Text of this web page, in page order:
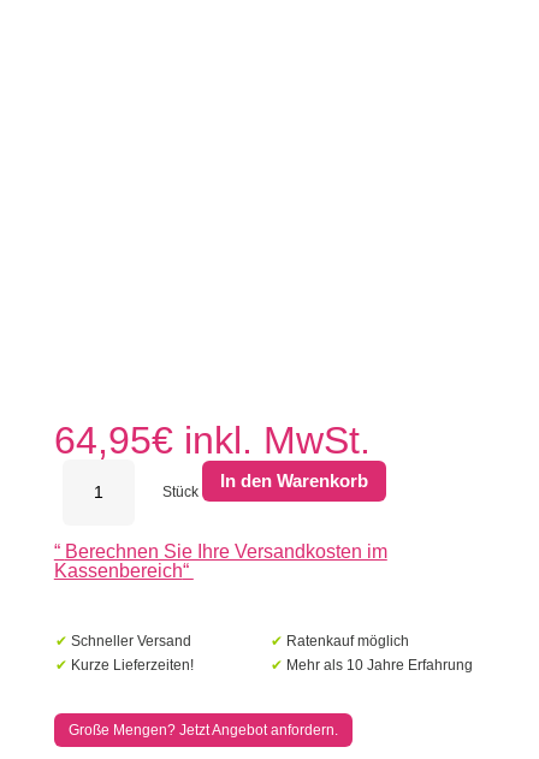
64,95€ inkl. MwSt.
Twice
Slate
Carbon
Stück
In den Warenkorb
“ Berechnen Sie Ihre Versandkosten im
Kassenbereich“
✔ Schneller Versand ✔ Ratenkauf möglich
✔ Kurze Lieferzeiten! ✔ Mehr als 10 Jahre Erfahrung
Große Mengen? Jetzt Angebot anfordern.